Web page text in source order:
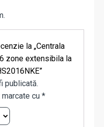
la „Centrala
6 zone extensibila la
publicată.
cu *